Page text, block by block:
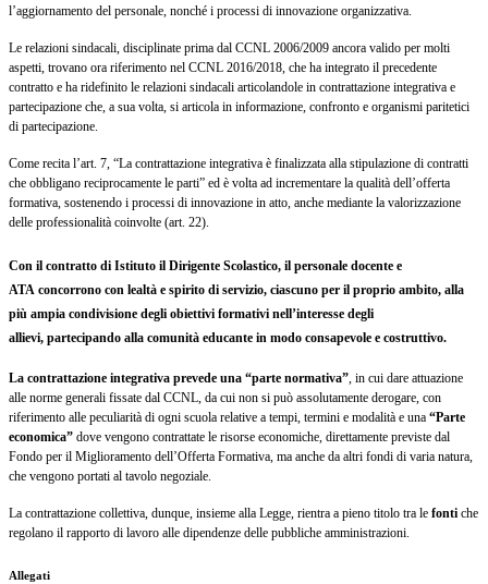
l’aggiornamento del personale, nonché i processi di innovazione organizzativa.
Le relazioni sindacali, disciplinate prima dal CCNL 2006/2009 ancora valido per molti
aspetti, trovano ora riferimento nel CCNL 2016/2018, che ha integrato il precedente
contratto e ha ridefinito le relazioni sindacali articolandole in contrattazione integrativa e
partecipazione che, a sua volta, si articola in informazione, confronto e organismi paritetici
di partecipazione.
Come recita l’art. 7, “La contrattazione integrativa è finalizzata alla stipulazione di contratti
che obbligano reciprocamente le parti” ed è volta ad incrementare la qualità dell’offerta
formativa, sostenendo i processi di innovazione in atto, anche mediante la valorizzazione
delle professionalità coinvolte (art. 22).
Con il contratto di Istituto il Dirigente Scolastico, il personale docente e
ATA concorrono con lealtà e spirito di servizio, ciascuno per il proprio ambito, alla
più ampia condivisione degli obiettivi formativi nell’interesse degli
allievi, partecipando alla comunità educante in modo consapevole e costruttivo.
La contrattazione integrativa prevede una “parte normativa”, in cui dare attuazione
alle norme generali fissate dal CCNL, da cui non si può assolutamente derogare, con
riferimento alle peculiarità di ogni scuola relative a tempi, termini e modalità e una “Parte
economica” dove vengono contrattate le risorse economiche, direttamente previste dal
Fondo per il Miglioramento dell’Offerta Formativa, ma anche da altri fondi di varia natura,
che vengono portati al tavolo negoziale.
La contrattazione collettiva, dunque, insieme alla Legge, rientra a pieno titolo tra le fonti che
regolano il rapporto di lavoro alle dipendenze delle pubbliche amministrazioni.
Allegati